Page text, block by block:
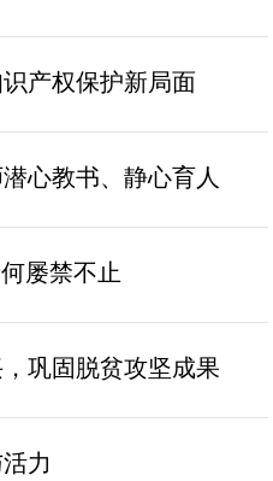
产权保护新局面
心教书、静心育人
屡禁不止
巩固脱贫攻坚成果
力